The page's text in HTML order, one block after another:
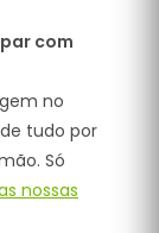
com
no
tudo por
Só
nossas